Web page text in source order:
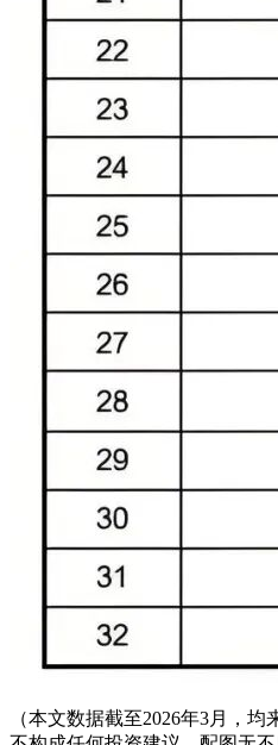
（本文数据截至2026年3月，